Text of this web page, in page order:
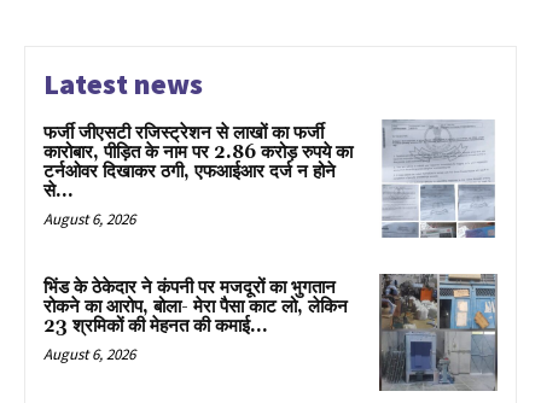
Latest news
फर्जी जीएसटी रजिस्ट्रेशन से लाखों का फर्जी
कारोबार, पीड़ित के नाम पर 2.86 करोड़ रुपये का
टर्नओवर दिखाकर ठगी, एफआईआर दर्ज न होने
से...
August 6, 2026
भिंड के ठेकेदार ने कंपनी पर मजदूरों का भुगतान
रोकने का आरोप, बोला- मेरा पैसा काट लो, लेकिन
23 श्रमिकों की मेहनत की कमाई...
August 6, 2026